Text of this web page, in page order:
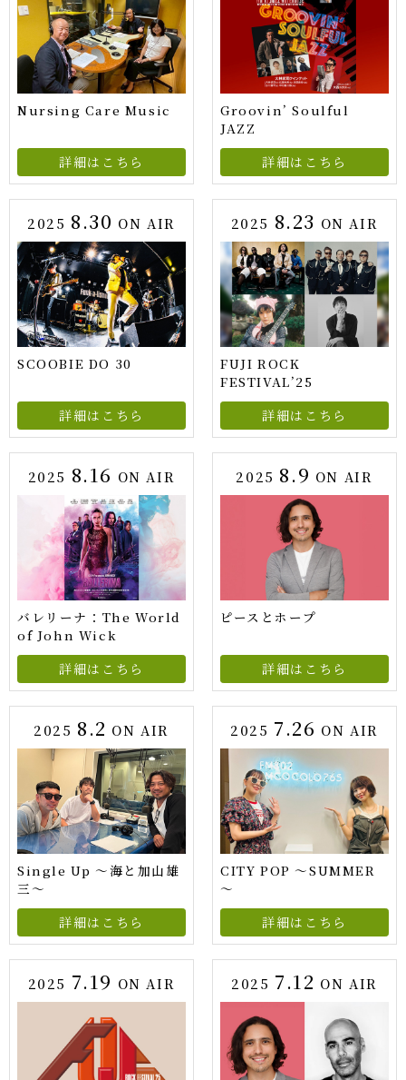
Nursing Care Music
詳細はこちら
Groovin’ Soulful
JAZZ
詳細はこちら
2025 8.30 ON AIR
SCOOBIE DO 30
詳細はこちら
2025 8.23 ON AIR
FUJI ROCK
FESTIVAL’25
詳細はこちら
2025 8.16 ON AIR
バレリーナ：The World
of John Wick
詳細はこちら
2025 8.9 ON AIR
ピースとホープ
詳細はこちら
2025 8.2 ON AIR
Single Up 〜海と加山雄
三〜
詳細はこちら
2025 7.26 ON AIR
CITY POP ～SUMMER
～
詳細はこちら
2025 7.19 ON AIR 2025 7.12 ON AIR